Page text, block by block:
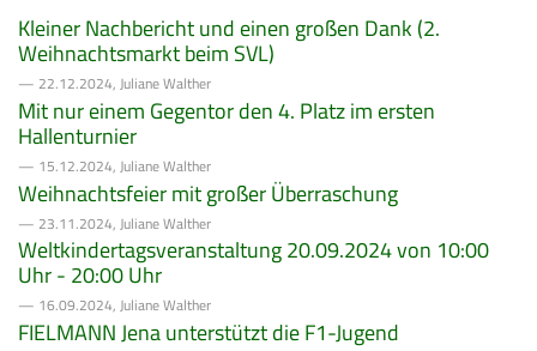
Kleiner Nachbericht und einen großen Dank (2.
Weihnachtsmarkt beim SVL)
— 22.12.2024, Juliane Walther
Mit nur einem Gegentor den 4. Platz im ersten
Hallenturnier
— 15.12.2024, Juliane Walther
Weihnachtsfeier mit großer Überraschung
— 23.11.2024, Juliane Walther
Weltkindertagsveranstaltung 20.09.2024 von 10:00
Uhr - 20:00 Uhr
— 16.09.2024, Juliane Walther
FIELMANN Jena unterstützt die F1-Jugend